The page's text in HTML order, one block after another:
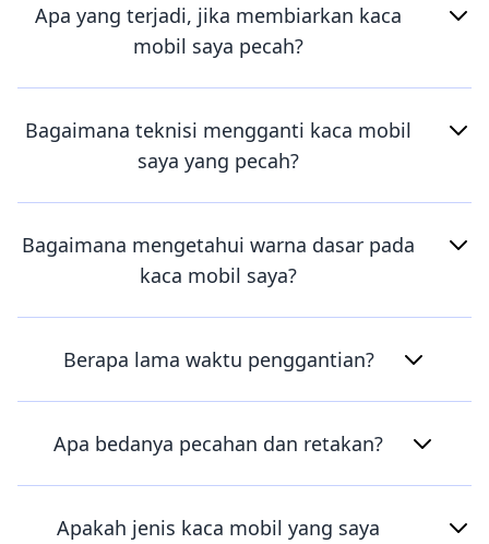
Apa yang terjadi, jika membiarkan kaca
mobil saya pecah?
Bagaimana teknisi mengganti kaca mobil
saya yang pecah?
Bagaimana mengetahui warna dasar pada
kaca mobil saya?
Berapa lama waktu penggantian?
Apa bedanya pecahan dan retakan?
Apakah jenis kaca mobil yang saya